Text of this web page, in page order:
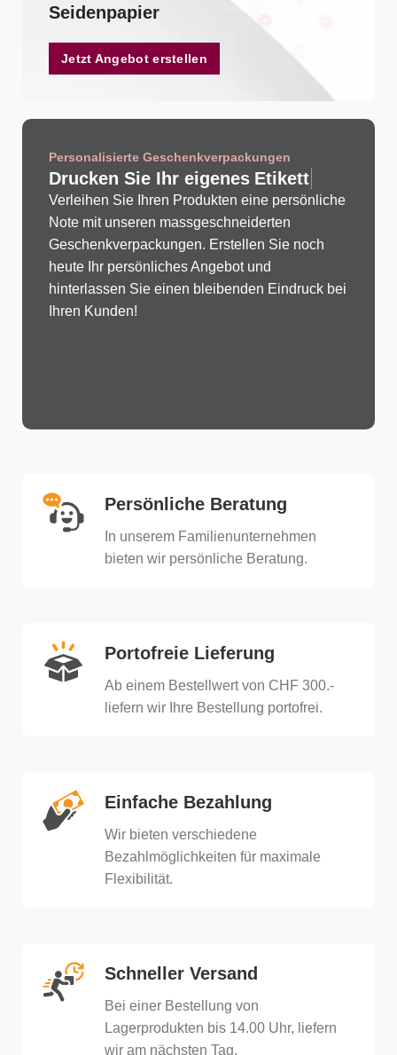
Seidenpapier
Jetzt Angebot erstellen
Personalisierte Geschenkverpackungen
Drucken Sie Ihr eigenes
Verleihen Sie Ihren Produkten eine persönliche
Note mit unseren massgeschneiderten
Geschenkverpackungen. Erstellen Sie noch
heute Ihr persönliches Angebot und
hinterlassen Sie einen bleibenden Eindruck bei
Ihren Kunden!
Persönliche Beratung
In unserem Familienunternehmen
bieten wir persönliche Beratung.​
Portofreie Lieferung
Ab einem Bestellwert von CHF 300.-
liefern wir Ihre Bestellung portofrei.
Einfache Bezahlung
Wir bieten verschiedene
Bezahlmöglichkeiten für maximale
Flexibilität.
Schneller Versand
Bei einer Bestellung von
Lagerprodukten bis 14.00 Uhr, liefern
wir am nächsten Tag.